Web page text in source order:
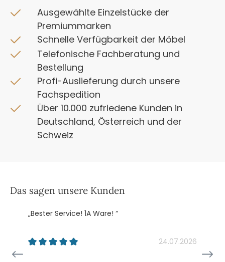
Ausgewählte Einzelstücke der
Premiummarken
Schnelle Verfügbarkeit der Möbel
Telefonische Fachberatung und
Bestellung
Profi-Auslieferung durch unsere
Fachspedition
Über 10.000 zufriedene Kunden in
Deutschland, Österreich und der
Schweiz
Das sagen unsere Kunden
„Bester Service! 1A Ware! “
24.07.2026